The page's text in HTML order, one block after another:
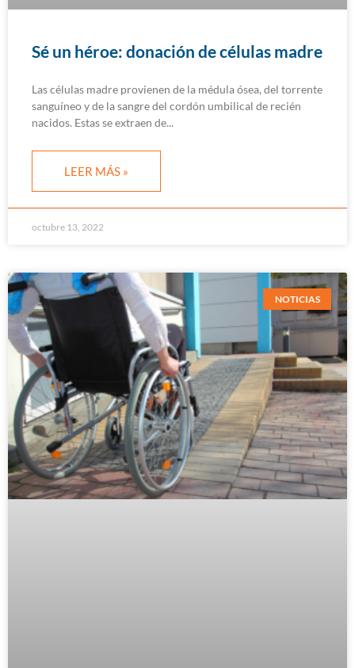
Sé un héroe: donación de células madre
Las células madre provienen de la médula ósea, del torrente
sanguíneo y de la sangre del cordón umbilical de recién
nacidos. Estas se extraen de
LEER MÁS »
octubre 13, 2022
NOTICIAS